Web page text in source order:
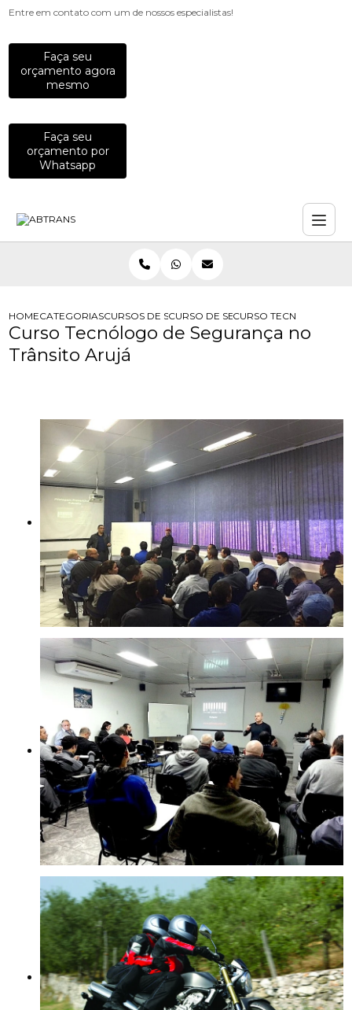
Entre em contato com um de nossos especialistas!
Faça seu
orçamento agora
mesmo
Faça seu
orçamento por
Whatsapp
HOMECATEGORIASCURSOS DE SEGURANCA NO TRANSITO
CURSO DE SEGURANCA NO
CURSO TECNOLOGO
Curso Tecnólogo de Segurança no
Trânsito Arujá